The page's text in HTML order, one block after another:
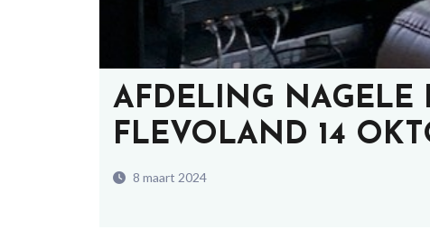
AFDELING NAGELE
FLEVOLAND 14
8 maart 2024